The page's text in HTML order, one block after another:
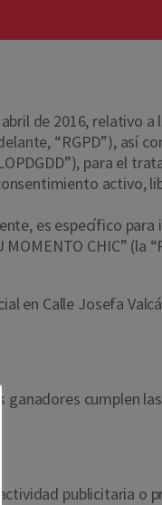
de 2016, relativo a
“RGPD”), así
para el
activo,
es específico para
CHIC” (la
en Calle Josefa
cumplen
publicitaria o